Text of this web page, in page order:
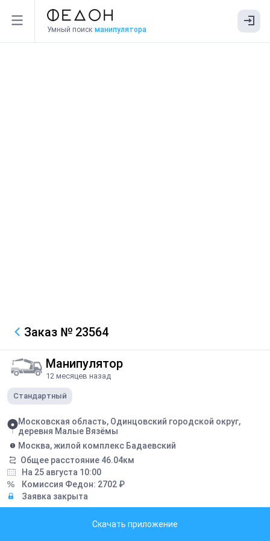
Умный поиск манипулятора
Заказ № 23564
Манипулятор
12 месяцев назад
Стандартный
Московская область, Одинцовский городской округ,
деревня Малые Вязёмы
Москва, жилой комплекс Бадаевский
Общее расстояние 46.04км
На 25 августа 10:00
Комиссия Федон: 2702 ₽
Заявка закрыта
Грузоподъемность борта:10 тонн
Скачать приложение